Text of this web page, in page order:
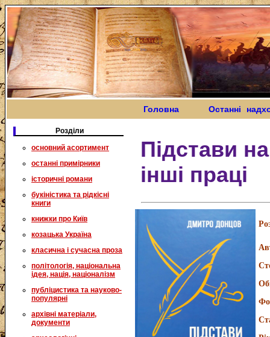
Головна Останні
Розділи
основний асортимент
останні примірники
історичні романи
букіністика та рідкісні
книги
книжки про Київ
козацька Україна
класична і сучасна проза
політологія, національна
ідея, нація, націоналізм
публіцистика та науково-
популярні
архівні матеріали,
документи
Підстави
інші праці